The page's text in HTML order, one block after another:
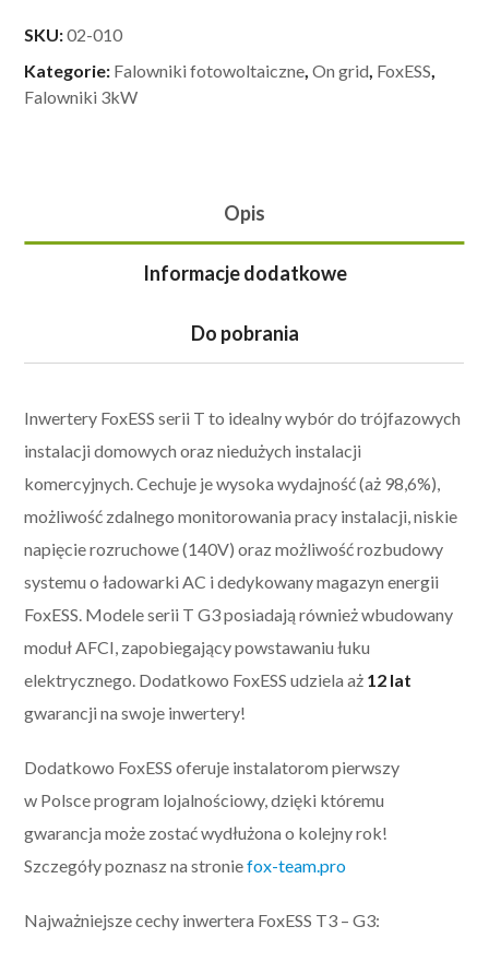
SKU:02-010
Kategorie: Falowniki fotowoltaiczne ,On grid FoxESS
Falowniki 3kW
Opis
Informacje dodatkowe
Do pobrania
Inwertery FoxESS serii T to idealny wybór do trójfazowych
instalacji domowych oraz niedużych instalacji
komercyjnych. Cechuje je wysoka wydajność (aż 98,6%),
możliwość zdalnego monitorowania pracy instalacji, niskie
napięcie rozruchowe (140V) oraz możliwość rozbudowy
systemu o ładowarki AC i dedykowany magazyn energii
FoxESS. Modele serii T G3 posiadają również wbudowany
moduł AFCI, zapobiegający powstawaniu łuku
elektrycznego. Dodatkowo FoxESS udziela aż 12 lat
gwarancji na swoje inwertery!
Dodatkowo FoxESS oferuje instalatorom pierwszy
w Polsce program lojalnościowy, dzięki któremu
gwarancja może zostać wydłużona o kolejny rok!
Szczegóły poznasz na stroniefox-team.pro
Najważniejsze cechy inwertera FoxESS T3 – G3: